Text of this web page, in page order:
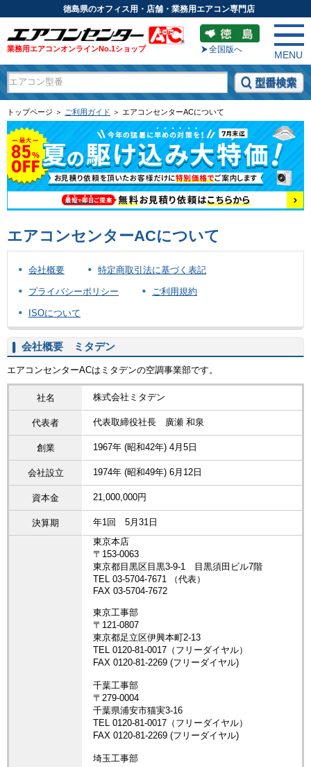
徳島県のオフィス用・店舗・業務用エアコン専門店
業務用エアコンオンラインNo.1ショップ 全国版へ
MENU
トップページ ＞ ご利用ガイド ＞ エアコンセンターACについて
エアコンセンターACについて
会社概要 特定商取引法に基づく表記
プライバシーポリシー ご利用規約
ISOについて
会社概要 ミタデン
エアコンセンターACはミタデンの空調事業部です。
社名 株式会社ミタデン
代表者 代表取締役社長 廣瀬 和泉
創業 1967年 (昭和42年) 4月5日
会社設立 1974年 (昭和49年) 6月12日
資本金 21,000,000円
決算期 年1回 5月31日